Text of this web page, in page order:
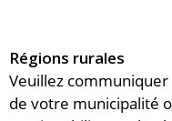
Régions rurales
Veuillez
de votre municipalité